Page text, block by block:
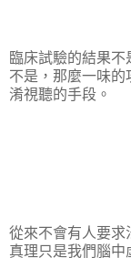
臨床試驗的結果
不是，那麼一味的
淆視聽的手段。
從來不會有人要求
真理只是我們腦